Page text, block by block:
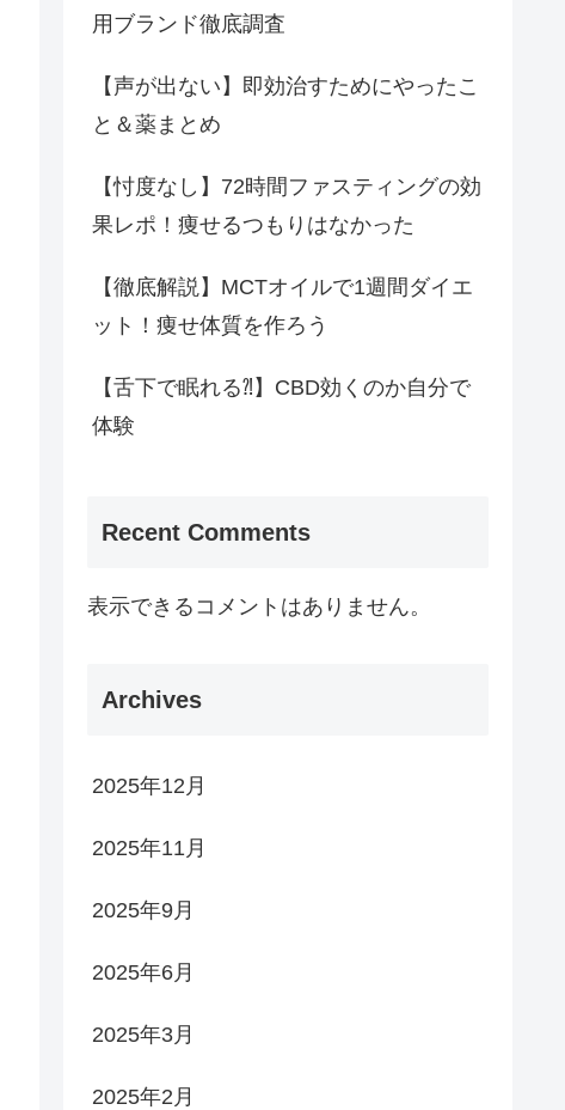
用ブランド徹底調査
【声が出ない】即効治すためにやったこ
と＆薬まとめ
【忖度なし】72時間ファスティングの効
果レポ！痩せるつもりはなかった
【徹底解説】MCTオイルで1週間ダイエ
ット！痩せ体質を作ろう
【舌下で眠れる⁈】CBD効くのか自分で
体験
Recent Comments
表示できるコメントはありません。
Archives
2025年12月
2025年11月
2025年9月
2025年6月
2025年3月
2025年2月